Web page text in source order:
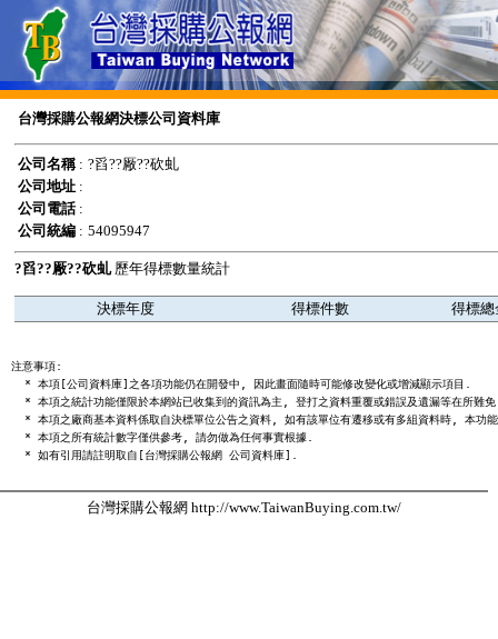
台灣採購公報網決標公司資料庫
公司名稱: ?舀??厰??砍虬
公司地址 :
公司電話:
公司統編 : 54095947
?舀??厰??砍虬歷年得標數量統計
決標年度 得標件數 得標總
注意事項:
  * 本項[公司資料庫]之各項功能仍在開發中, 因此畫面隨時可能修改變化或增減顯示項目.
* 本項之統計功能僅限於本網站已收集到的資訊為主, 登打之資料重覆或錯誤及遺漏等在所難
* 本項之廠商基本資料係取自決標單位公告之資料, 如有該單位有遷移或有多組資料時, 本功
  * 本項之所有統計數字僅供參考, 請勿做為任何事實根據.
台灣採購公報網 http://www.TaiwanBuying.com.tw/